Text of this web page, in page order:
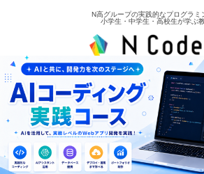
N高グループの実践的なプログラミ
小学生・中学生・高校生が学ぶ
AIコ